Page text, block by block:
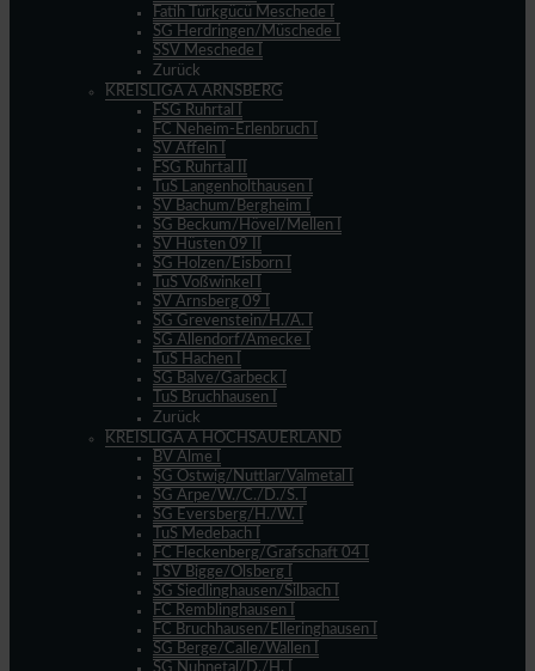
Fatih Türkgücü Meschede I
SG Herdringen/Müschede I
SSV Meschede I
Zurück
KREISLIGA A ARNSBERG
FSG Ruhrtal I
FC Neheim-Erlenbruch I
SV Affeln I
FSG Ruhrtal II
TuS Langenholthausen I
SV Bachum/Bergheim I
SG Beckum/Hövel/Mellen I
SV Hüsten 09 II
SG Holzen/Eisborn I
TuS Voßwinkel I
SV Arnsberg 09 I
SG Grevenstein/H./A. I
SG Allendorf/Amecke I
TuS Hachen I
SG Balve/Garbeck I
TuS Bruchhausen I
Zurück
KREISLIGA A HOCHSAUERLAND
BV Alme I
SG Ostwig/Nuttlar/Valmetal I
SG Arpe/W./C./D./S. I
SG Eversberg/H./W. I
TuS Medebach I
FC Fleckenberg/Grafschaft 04 I
TSV Bigge/Olsberg I
SG Siedlinghausen/Silbach I
FC Remblinghausen I
FC Bruchhausen/Elleringhausen I
SG Berge/Calle/Wallen I